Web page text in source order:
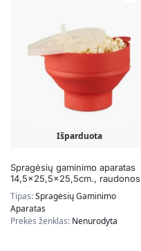
Išparduota
Spragėsių gaminimo aparatas
14,5×25,5×25,5cm., raudonos
spalvos
Tipas:Spragėsių Gaminimo
Aparatas
Prekės ženklas: Nenurodyta